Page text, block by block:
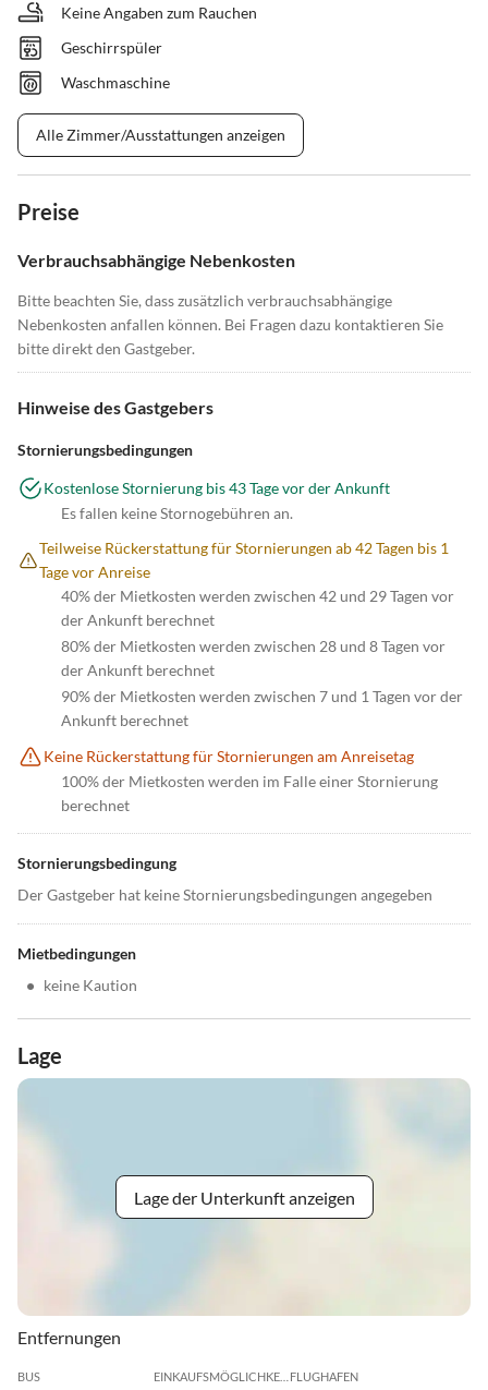
Keine Angaben zum Rauchen
Geschirrspüler
Waschmaschine
Alle Zimmer/Ausstattungen anzeigen
Preise
Verbrauchsabhängige Nebenkosten
Bitte beachten Sie, dass zusätzlich verbrauchsabhängige
Nebenkosten anfallen können. Bei Fragen dazu kontaktieren Sie
bitte direkt den Gastgeber.
Hinweise des Gastgebers
Stornierungsbedingungen
Kostenlose Stornierung bis 43 Tage vor der Ankunft
Es fallen keine Stornogebühren an.
Teilweise Rückerstattung für Stornierungen ab 42 Tagen bis 1
Tage vor Anreise
40% der Mietkosten werden zwischen 42 und 29 Tagen vor
der Ankunft berechnet
80% der Mietkosten werden zwischen 28 und 8 Tagen vor
der Ankunft berechnet
90% der Mietkosten werden zwischen 7 und 1 Tagen vor der
Ankunft berechnet
Keine Rückerstattung für Stornierungen am Anreisetag
100% der Mietkosten werden im Falle einer Stornierung
berechnet
Stornierungsbedingung
Der Gastgeber hat keine Stornierungsbedingungen angegeben
Mietbedingungen
• keine Kaution
Lage
Lage der Unterkunft anzeigen
Entfernungen
BUS EINKAUFSMÖGLICHKEIT FLUGHAFEN